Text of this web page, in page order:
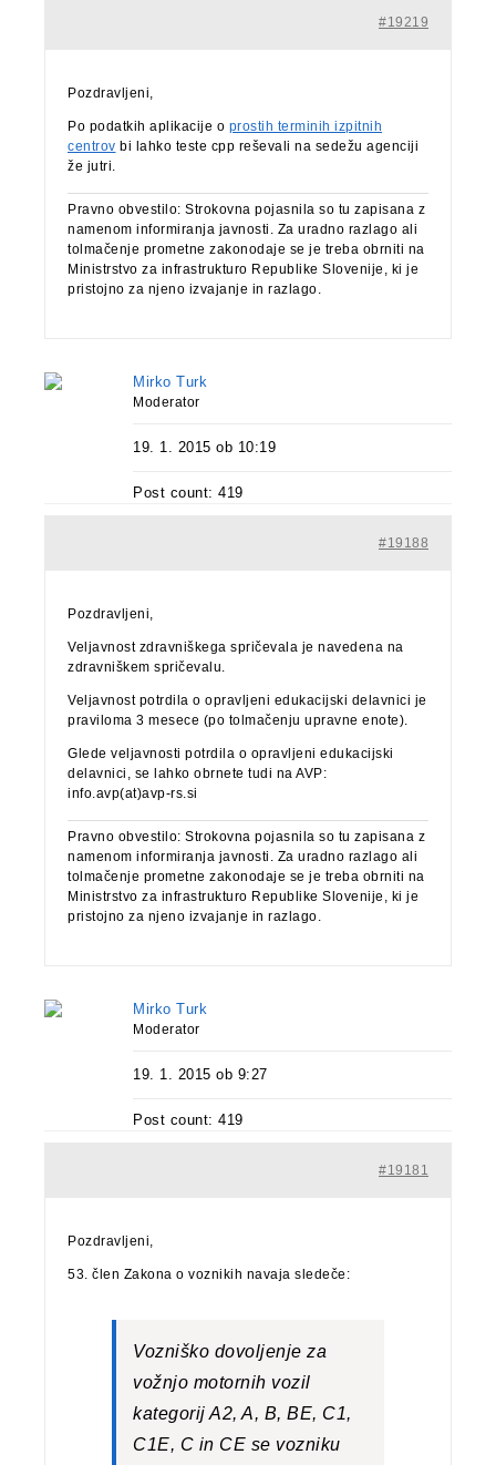
#19219
Pozdravljeni,
Po podatkih aplikacije o prostih terminih izpitnih
centrov bi lahko teste cpp reševali na sedežu agenciji
že jutri.
Pravno obvestilo: Strokovna pojasnila so tu zapisana z
namenom informiranja javnosti. Za uradno razlago ali
tolmačenje prometne zakonodaje se je treba obrniti na
Ministrstvo za infrastrukturo Republike Slovenije, ki je
pristojno za njeno izvajanje in razlago.
Mirko Turk
Moderator
19. 1. 2015 ob 10:19
Post count: 419
#19188
Pozdravljeni,
Veljavnost zdravniškega spričevala je navedena na
zdravniškem spričevalu.
Veljavnost potrdila o opravljeni edukacijski delavnici je
praviloma 3 mesece (po tolmačenju upravne enote).
Glede veljavnosti potrdila o opravljeni edukacijski
delavnici, se lahko obrnete tudi na AVP:
info.avp(at)avp-rs.si
Pravno obvestilo: Strokovna pojasnila so tu zapisana z
namenom informiranja javnosti. Za uradno razlago ali
tolmačenje prometne zakonodaje se je treba obrniti na
Ministrstvo za infrastrukturo Republike Slovenije, ki je
pristojno za njeno izvajanje in razlago.
Mirko Turk
Moderator
19. 1. 2015 ob 9:27
Post count: 419
#19181
Pozdravljeni,
53. člen Zakona o voznikih navaja sledeče:
Vozniško dovoljenje za
vožnjo motornih vozil
kategorij A2, A, B, BE, C1,
C1E, C in CE se vozniku